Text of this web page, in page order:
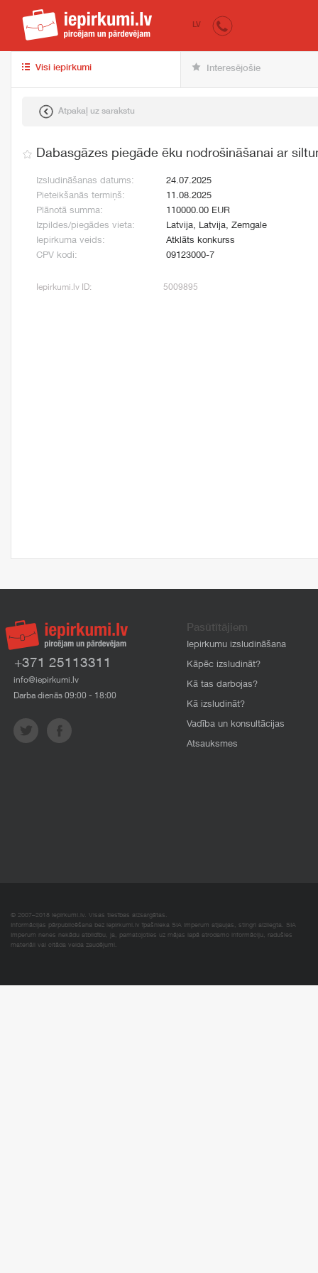
iepirkumi.lv
LV
Visi iepirkumi Interesējošie
Atpakaļ uz sarakstu
Dabasgāzes piegāde ēku nodrošināšanai ar
Izsludināšanas datums:
24.07.2025
Pieteikšanās termiņš:
11.08.2025
Plānotā summa:
110000.00 EUR
Izpildes/piegādes vieta:
Latvija, Latvija, Zemgale
Iepirkuma veids:
Atklāts konkurss
CPV kodi:
09123000-7
Iepirkumi.lv ID: 5009895
+371 25113311
info@iepirkumi.lv
Darba dienās 09:00 - 18:00
Pasūtītājiem
Iepirkumu izsludināšana
Kāpēc izsludināt?
Kā tas darbojas?
Kā izsludināt?
Vadība un konsultācijas
Atsauksmes
© 2007–2018 Iepirkumi.lv. Visas tiesības aizsargātas.
Informācijas pārpublicēšana bez iepirkumi.lv īpašnieka SIA Imperum atļaujas, stingri aizliegta. SIA
Imperum nenes nekādu atbildību, ja, pamatojoties uz mājas lapā atrodamo informāciju, radušies
materiāli vai citāda veida zaudējumi.